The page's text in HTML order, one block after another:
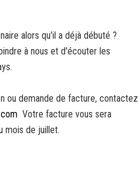
alors qu'il a déjà débuté ?
à nous et d'écouter les
ou demande de facture, contactez
Votre facture vous sera
mois de juillet.